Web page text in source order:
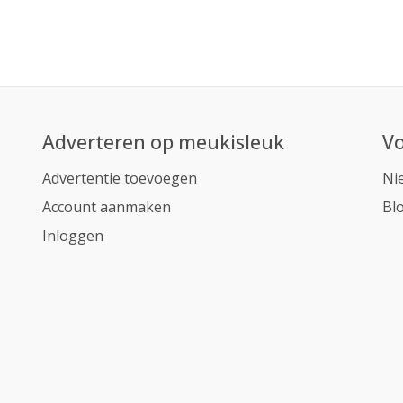
Adverteren op meukisleuk
Advertentie toevoegen
Account aanmaken
Inloggen